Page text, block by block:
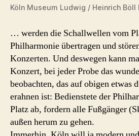
Köln Museum Ludwig / Heinrich Böll
… werden die Schallwellen vom
Philharmonie übertragen und
Konzerten. Und deswegen kann
Konzert, bei jeder Probe das
beobachten, das auf obigen etwas
erahnen ist: Bedienstete der
Platz ab, fordern alle Fußgänger
außen herum zu gehen.